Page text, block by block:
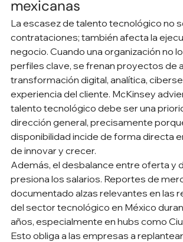
mexicanas
La escasez de talento tecnológico no
contrataciones; también afecta la
negocio. Cuando una organización no
perfiles clave, se frenan proyectos de
transformación digital, analítica,
experiencia del cliente. McKinsey
talento tecnológico debe ser una
dirección general, precisamente
disponibilidad incide de forma directa
de innovar y crecer.
Además, el desbalance entre oferta y
presiona los salarios. Reportes de
documentado alzas relevantes en las
del sector tecnológico en México
años, especialmente en hubs como
Esto obliga a las empresas a